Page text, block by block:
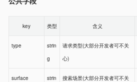
key 类型 含义
type
strin
g
请求类型(大部分开发者可不关
心)
surface
strin
搜索场景(大部分开发者可不关